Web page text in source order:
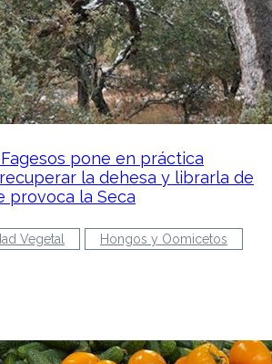
pone en práctica
la dehesa y librarla de
provoca la Seca
Vegetal Hongos y Oomicetos